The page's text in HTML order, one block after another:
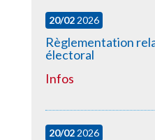
20/022026
Règlementation
électoral
Infos
20/022026